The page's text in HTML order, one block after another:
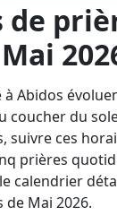
de
Abidos
coucher du
suivre ces
prières
calendrier
Mai 2026.